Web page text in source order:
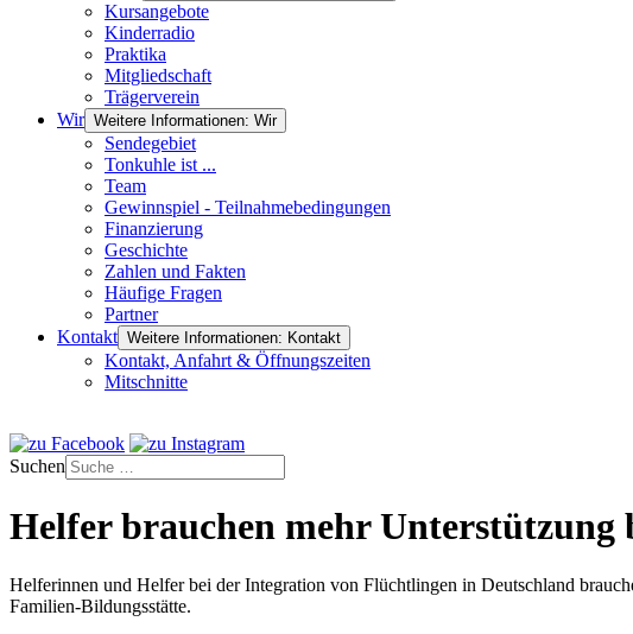
Kursangebote
Kinderradio
Praktika
Mitgliedschaft
Trägerverein
Wir Weitere Informationen: Wir
Sendegebiet
Tonkuhle ist ...
Team
Gewinnspiel - Teilnahmebedingungen
Finanzierung
Geschichte
Zahlen und Fakten
Häufige Fragen
Partner
Kontakt Weitere Informationen: Kontakt
Kontakt, Anfahrt & Öffnungszeiten
Mitschnitte
Suchen
Helfer brauchen mehr
Helferinnen und Helfer bei der Integration von Flüchtlingen in Deutschland
Familien-Bildungsstätte.